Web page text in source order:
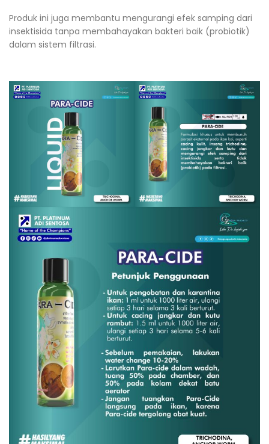
Produk ini juga membantu mengurangi efek samping dari
insektisida tanpa membahayakan bakteri baik (probiotik)
dalam sistem filtrasi.